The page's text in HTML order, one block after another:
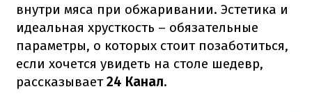
внутри мяса при обжаривании. Эстетика и
идеальная хрусткость – обязательные
параметры, о которых стоит позаботиться,
если хочется увидеть на столе шедевр,
рассказывает24 Канал.